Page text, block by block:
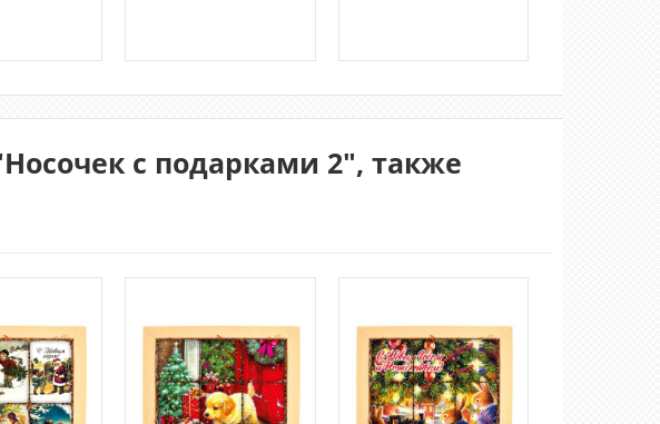
с подарками 2", также